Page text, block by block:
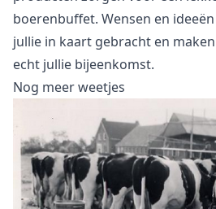
boerenbuffet. Wensen en
jullie in kaart gebracht en
echt jullie bijeenkomst.
Nog meer weetjes